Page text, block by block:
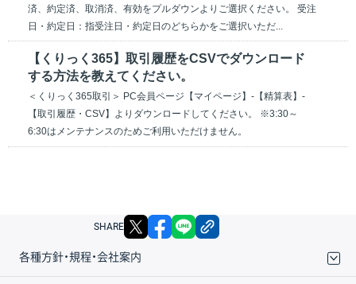
済、約定済、取消済、有効をプルダウンよりご選択ください。 受注
日・約定日：指受注日・約定日のどちらかをご選択いただ...
【くりっく365】取引履歴をCSVでダウンロード
する方法を教えてください。
＜くりっく365取引＞ PC会員ページ【マイページ】-【精算表】-
【取引履歴・CSV】よりダウンロードしてください。 ※3:30～
6:30はメンテナンスのためご利用いただけません。
SHARE X facebook
各種方針・規程・会社案内
取引規程・約款
サイトマップ
その他のご案内
個人情報保護方針
最良執行方針
サイトのご利用について
ディスクレイマー
信託保全
リスク説明
会社案内